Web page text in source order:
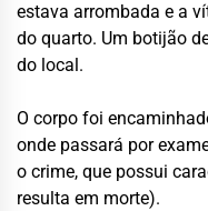
estava arrombada e a
do quarto. Um botijão
do local.
O corpo foi
onde passará por
o crime, que possui
resulta em morte).